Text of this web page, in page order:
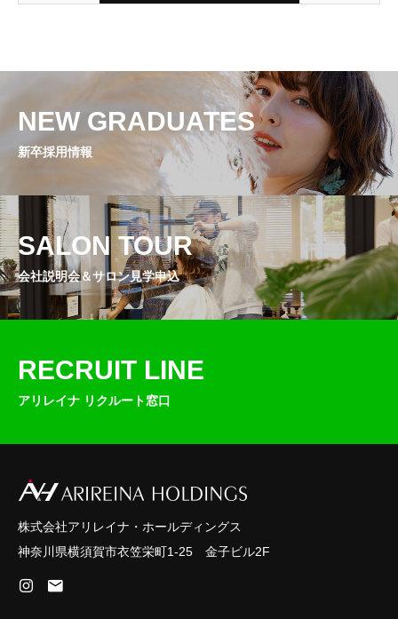
3. 個人情報の管理
1） 当社は、個人情報をその利用目的の範囲
内において、正確かつ最新の内容に保ち、か
つ安全に管理します。
2） 当社は、個人情報の漏えい、紛失および
改ざんなどを防止する為、不正アクセス、コ
ンピューターウィルスなどに対する情報セキ
ュリティ対策を講じます。
当社は、法令に定める場合を除き、事前に本
5. 個人情報の開示などの求め
当社は、本人が自己の個人情報の開示、訂
人であることを確認した上、すみやかに対応
NEW GRADUATES
新卒採用情報
SALON TOUR
会社説明会＆サロン見学申込
RECRUIT LINE
アリレイナ リクルート窓口
株式会社アリレイナ・ホールディングス
神奈川県横須賀市衣笠栄町1-25 金子ビル2F